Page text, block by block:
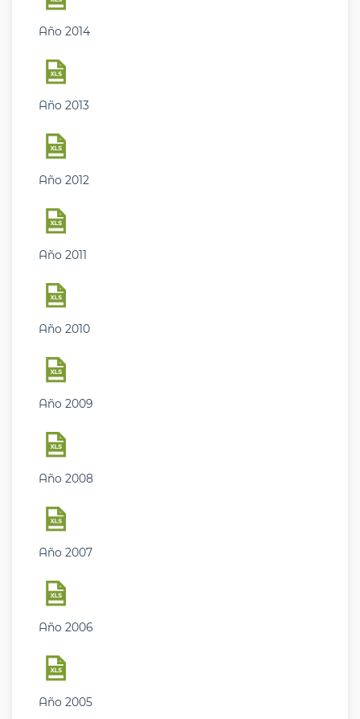
Año 2014
Año 2013
Año 2012
Año 2011
Año 2010
Año 2009
Año 2008
Año 2007
Año 2006
Año 2005